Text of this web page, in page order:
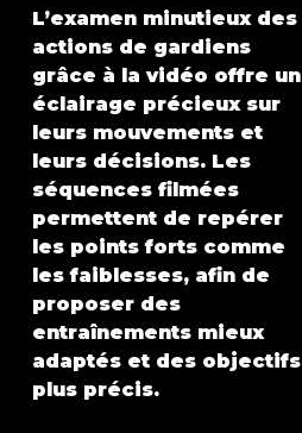
L’examen minutieux des
actions de gardiens
grâce à la vidéo offre un
éclairage précieux sur
leurs mouvements et
leurs décisions. Les
séquences filmées
permettent de repérer
les points forts comme
les faiblesses, afin de
proposer des
entraînements mieux
adaptés et des objectifs
plus précis.